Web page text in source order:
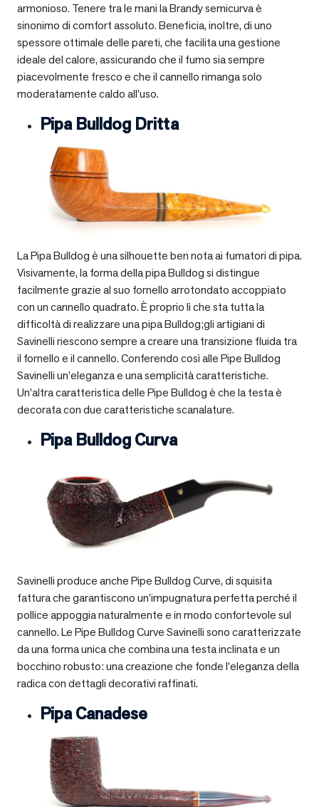
armonioso. Tenere tra le mani la Brandy semicurva è
sinonimo di comfort assoluto. Beneficia, inoltre, di uno
spessore ottimale delle pareti, che facilita una gestione
ideale del calore, assicurando che il fumo sia sempre
piacevolmente fresco e che il cannello rimanga solo
moderatamente caldo all’uso.
Pipa Bulldog Dritta
La Pipa Bulldog è una silhouette ben nota ai fumatori di pipa.
Visivamente, la forma della pipa Bulldog si distingue
facilmente grazie al suo fornello arrotondato accoppiato
con un cannello quadrato. È proprio lì che sta tutta la
difficoltà di realizzare una pipa Bulldog;gli artigiani di
Savinelli riescono sempre a creare una transizione fluida tra
il fornello e il cannello. Conferendo così alle Pipe Bulldog
Savinelli un’eleganza e una semplicità caratteristiche.
Un’altra caratteristica delle Pipe Bulldog è che la testa è
decorata con due caratteristiche scanalature.
Pipa Bulldog Curva
Savinelli produce anche Pipe Bulldog Curve, di squisita
fattura che garantiscono un’impugnatura perfetta perché il
pollice appoggia naturalmente e in modo confortevole sul
cannello. Le Pipe Bulldog Curve Savinelli sono caratterizzate
da una forma unica che combina una testa inclinata e un
bocchino robusto: una creazione che fonde l’eleganza della
radica con dettagli decorativi raffinati.
Pipa Canadese